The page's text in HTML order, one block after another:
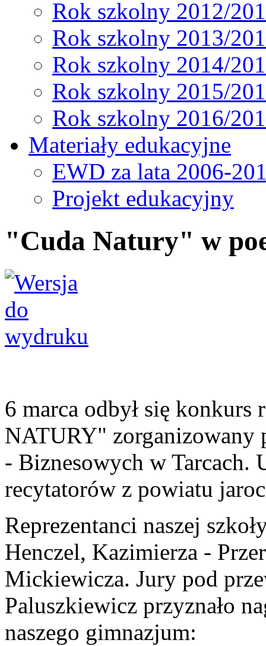
Rok szkolny 2012/
Rok szkolny 2013/
Rok szkolny 2014/
Rok szkolny 2015/
Rok szkolny 2016/
Materiały edukacyjne
EWD za lata 2006-
Projekt edukacyjny
"Cuda Natury" w
6 marca odbył się konkurs
NATURY" zorganizowany
- Biznesowych w Tarcach.
recytatorów z powiatu
Reprezentanci naszej
Henczel, Kazimierza -
Mickiewicza. Jury pod
Paluszkiewicz przyznało
naszego gimnazjum: